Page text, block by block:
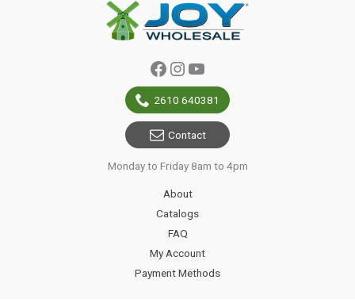
Facebook
Instagram
YouTube
2610 640381
Contact
Monday to Friday 8am to 4pm
About
Catalogs
FAQ
My Account
Payment Methods